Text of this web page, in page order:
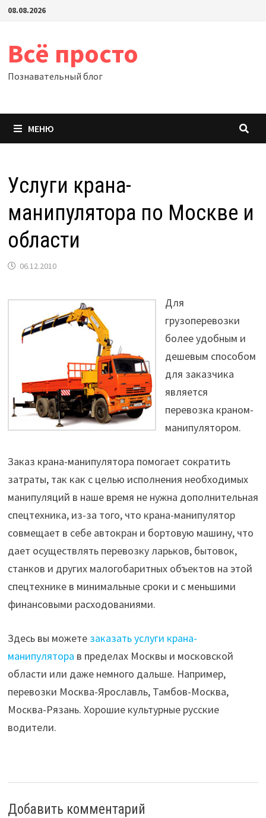
Перейти
08.08.2026
Всё просто
Познавательный блог
МЕНЮ
Услуги крана-
манипулятора по Москве и
области
06.12.2010
Для
грузоперевозки
более удобным и
дешевым способом
для заказчика
является
перевозка краном-
манипулятором.
Заказ крана-манипулятора помогает сократить
затраты, так как с целью исполнения необходимых
манипуляций в наше время не нужна дополнительная
спецтехника, из-за того, что крана-манипулятор
совмещает в себе автокран и бортовую машину, что
дает осуществлять перевозку ларьков, бытовок,
станков и других малогобаритных объектов на этой
спецтехнике в минимальные сроки и с меньшими
финансовыми расходованиями.
Здесь вы можете заказать услуги крана-
манипулятора в пределах Москвы и московской
области или даже немного дальше. Например,
перевозки Москва-Ярославль, Тамбов-Москва,
Москва-Рязань. Хорошие культурные русские
водители.
Добавить комментарий